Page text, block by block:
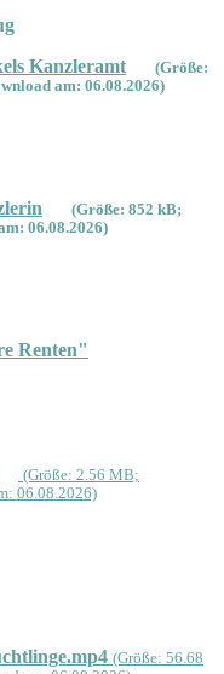
Kanzleramt
(Größe:
am: 06.08.2026)
(Größe: 852 kB;
06.08.2026)
Renten"
(Größe: 2.56 MB;
06.08.2026)
(Größe: 56.68